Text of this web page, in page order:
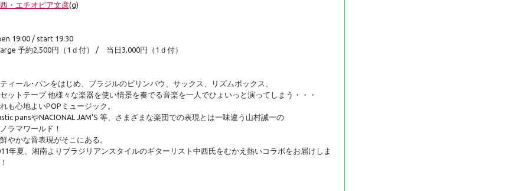
・エチオピア文彦(g)
19:00 / start 19:30
予約2,500円（1ｄ付） / 当日3,000円（1ｄ付）
ィール･パンをはじめ、ブラジルのビリンバウ、サックス、リズムボックス、
ットテープ 他様々な楽器を使い情景を奏でる音楽を一人でひょいっと演ってしまう・・・
れも心地よいPOPミュージック。
pansやNACIONAL JAM'S 等、さまざまな楽団での表現とは一味違う山村誠一の
ラマワールド！
やかな音表現がそこにある。
年夏、湘南よりブラジリアンスタイルのギターリスト中西氏をむかえ熱いコラボをお届けしま